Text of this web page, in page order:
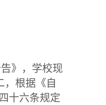
》，学校现
，根据《自
十六条规定